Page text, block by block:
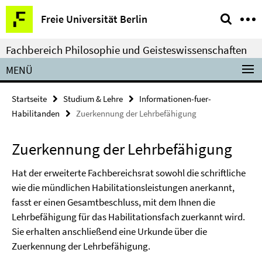
Springe
direkt
zu
Inhalt
Freie Universität Berlin
Service-
Navigation
Fachbereich Philosophie und Geisteswissenschaften
MENÜ
Startseite Studium & Lehre
Informationen-fuer-
Habilitanden
Zuerkennung der Lehrbefähigung
Zuerkennung der Lehrbefähigung
Hat der erweiterte Fachbereichsrat sowohl die schriftliche
wie die mündlichen Habilitationsleistungen anerkannt,
fasst er einen Gesamtbeschluss, mit dem Ihnen die
Lehrbefähigung für das Habilitationsfach zuerkannt wird.
Sie erhalten anschließend eine Urkunde über die
Zuerkennung der Lehrbefähigung.